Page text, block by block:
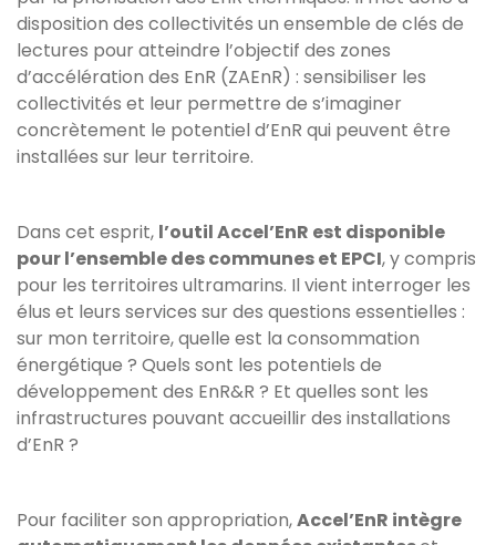
disposition des collectivités un ensemble de clés de
lectures pour atteindre l’objectif des zones
d’accélération des EnR (ZAEnR) : sensibiliser les
collectivités et leur permettre de s’imaginer
concrètement le potentiel d’EnR qui peuvent être
installées sur leur territoire.
Dans cet esprit, l’outil Accel’EnR est disponible
pour l’ensemble des communes et EPCI, y compris
pour les territoires ultramarins. Il vient interroger les
élus et leurs services sur des questions essentielles :
sur mon territoire, quelle est la consommation
énergétique ? Quels sont les potentiels de
développement des EnR&R ? Et quelles sont les
infrastructures pouvant accueillir des installations
d’EnR ?
Pour faciliter son appropriation,Accel’EnR intègre